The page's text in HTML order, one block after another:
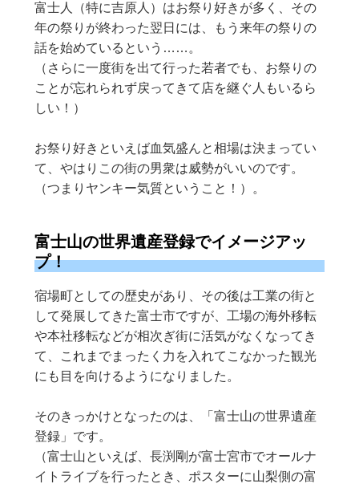
富士人（特に吉原人）はお祭り好きが多く、その
年の祭りが終わった翌日には、もう来年の祭りの
話を始めているという……。
（さらに一度街を出て行った若者でも、お祭りの
ことが忘れられず戻ってきて店を継ぐ人もいるら
しい！）
お祭り好きといえば血気盛んと相場は決まってい
て、やはりこの街の男衆は威勢がいいのです。
（つまりヤンキー気質ということ！）。
富士山の世界遺産登録でイメージアッ
プ！
宿場町としての歴史があり、その後は工業の街と
して発展してきた富士市ですが、工場の海外移転
や本社移転などが相次ぎ街に活気がなくなってき
て、これまでまったく力を入れてこなかった観光
にも目を向けるようになりました。
そのきっかけとなったのは、「富士山の世界遺産
登録」です。
（富士山といえば、長渕剛が富士宮市でオールナ
イトライブを行ったとき、ポスターに山梨側の富